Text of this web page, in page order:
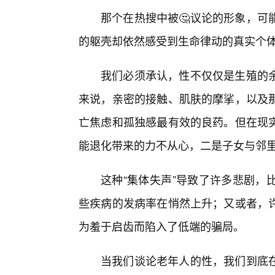
那个在热搜中被🤔议论的形象，
的躯壳却依然感受到生命律动的真实个
我们必须承认，性不仅仅是生殖
来说，亲密的接触、肌肤的摩挲，以
亡焦虑和孤独感最有效的良药。但在
能退化带来的力不从心，二是子女与邻
这种“集体失声”导致了许多悲剧
些疾病的发病率在悄然上升；又或者
为羞于启齿而陷入了低端的骗局。
当我们谈论老年人的性，我们到